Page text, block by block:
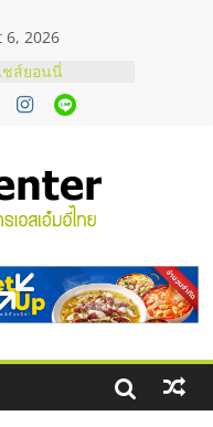
6, 2026
ส์ยอนนี่
Up จับคู่แฟรน
นไทยที่ไหนดี?
มค่าและตอบ
สบริหารสถานี